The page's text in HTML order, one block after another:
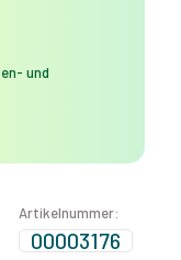
und
Artikelnummer:
00003176